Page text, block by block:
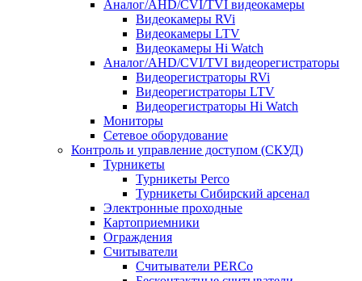
Аналог/AHD/CVI/TVI видеокамеры
Видеокамеры RVi
Видеокамеры LTV
Видеокамеры Hi Watch
Аналог/AHD/CVI/TVI видеорегистраторы
Видеорегистраторы RVi
Видеорегистраторы LTV
Видеорегистраторы Hi Watch
Мониторы
Сетевое оборудование
Контроль и управление доступом (СКУД)
Турникеты
Турникеты Perco
Турникеты Сибирский арсенал
Электронные проходные
Картоприемники
Ограждения
Считыватели
Считыватели PERCo